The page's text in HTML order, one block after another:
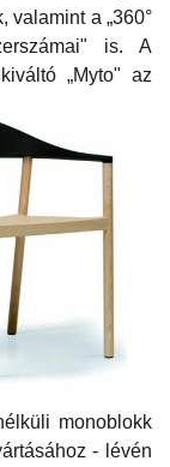
valamint a „360°
is. A
„Myto" az
monoblokk
- lévén